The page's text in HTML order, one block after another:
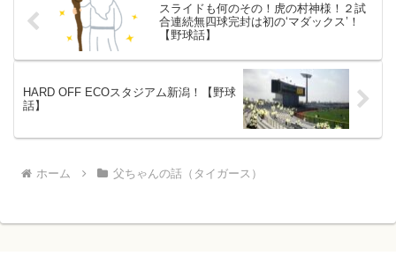
スライドも何のその！虎の村神様！２試
合連続無四球完封は初の‘マダックス’！
【野球話】
HARD OFF ECOスタジアム新潟！【野球
話】
ホーム 父ちゃんの話（タイガース）